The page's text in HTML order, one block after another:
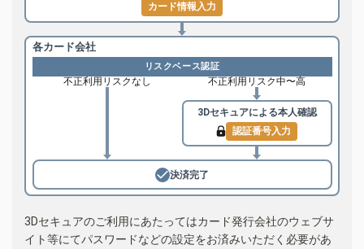
カード情報入力
各カード会社
リスクベース認証
不正利用リスクなし 不正利用リスク中〜高
3Dセキュアによる本人確認
認証番号入力
決済完了
3Dセキュアのご利用にあたってはカード発行会社のウェブサ
イト等にてパスワードなどの設定をお済みいただく必要があ